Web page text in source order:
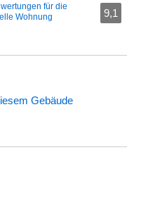
für die
Wohnung
9,1
Gebäude